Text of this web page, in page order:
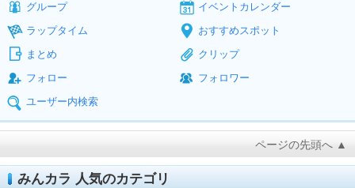
グループ
イベントカレンダー
ラップタイム
おすすめスポット
まとめ
クリップ
フォロー
フォロワー
ユーザー内検索
ページの先頭へ ▲
みんカラ 人気のカテゴリ